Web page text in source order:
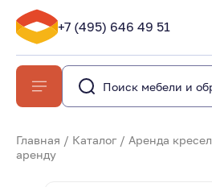
+7 (495) 646 49 51
Главная / Каталог / Аренда кресел
аренду